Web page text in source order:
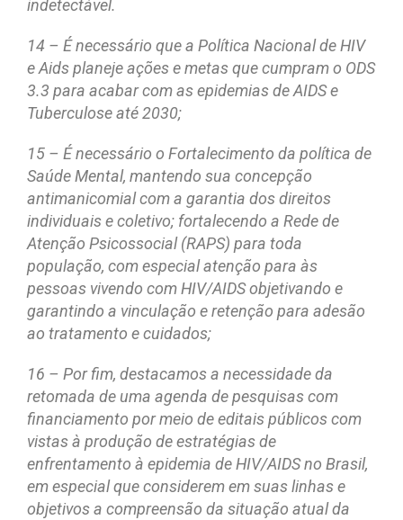
indetectável.
14 – É necessário que a Política Nacional de HIV
e Aids planeje ações e metas que cumpram o ODS
3.3 para acabar com as epidemias de AIDS e
Tuberculose até 2030;
15 – É necessário o Fortalecimento da política de
Saúde Mental, mantendo sua concepção
antimanicomial com a garantia dos direitos
individuais e coletivo; fortalecendo a Rede de
Atenção Psicossocial (RAPS) para toda
população, com especial atenção para às
pessoas vivendo com HIV/AIDS objetivando e
garantindo a vinculação e retenção para adesão
ao tratamento e cuidados;
16 – Por fim, destacamos a necessidade da
retomada de uma agenda de pesquisas com
financiamento por meio de editais públicos com
vistas à produção de estratégias de
enfrentamento à epidemia de HIV/AIDS no Brasil,
em especial que considerem em suas linhas e
objetivos a compreensão da situação atual da